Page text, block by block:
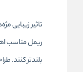
تاثیر زیبایی
ریمل مناسب
بلندتر کنند.